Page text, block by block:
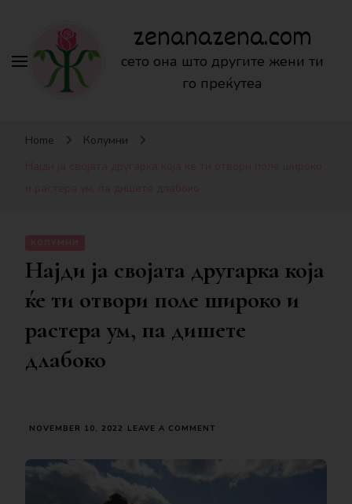
zenanazena.com
сето она што другите жени ти
го преќутеа
Home
Колумни
Најди ја својата другарка која
ќе ти отвори поле широко и
растера ум, па дишете
длабоко
NOVEMBER 10, 2022 LEAVE A COMMENT